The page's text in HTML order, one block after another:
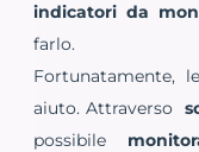
indicatori da
farlo.
Fortunatamente,
aiuto. Attraverso
possibile